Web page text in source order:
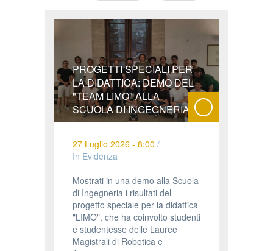
PROGETTI SPECIALI PER
LA DIDATTICA: DEMO DEL
"TEAM LIMO" ALLA
SCUOLA DI INGEGNERIA
27 Luglio 2026 - 8:00 /
In Evidenza
Mostrati in una demo alla Scuola
di Ingegneria i risultati del
progetto speciale per la didattica
"LIMO", che ha coinvolto studenti
e studentesse delle Lauree
Magistrali di Robotica e